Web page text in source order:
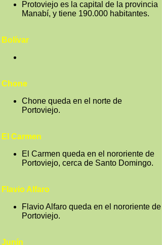
Protoviejo es la capital de la provincia
Manabí, y tiene 190.000 habitantes.
Bolívar
Chone
Chone queda en el norte de
Portoviejo.
El Carmen
El Carmen queda en el nororiente de
Portoviejo, cerca de Santo Domingo.
Flavio Alfaro
Flavio Alfaro queda en el nororiente de
Portoviejo.
Junín